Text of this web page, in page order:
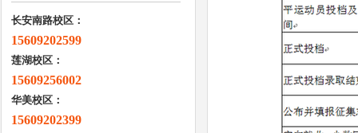
长安南路校区：
15609202599
莲湖校区：
15609256002
华美校区：
15609202399